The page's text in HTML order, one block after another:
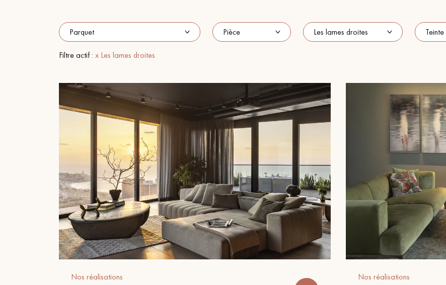
PARQUET D'INTÉRIEUR
0805 82 82 82
VOUS AVEZ UN PROJET ?
Nos experts sont à votre disposition pour vous guider pas à pas dans le choix et la
Un expert Décoplus Parquets vous
appelle
Demandez un rendez-vous
personnalisé
Filtre actif : x Les lames droites
Nos réalisations Nos réalisations